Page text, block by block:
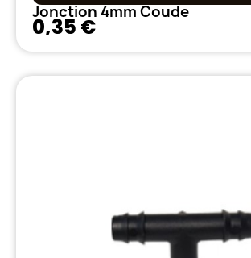
Jonction 4mm Coude
0,35 €